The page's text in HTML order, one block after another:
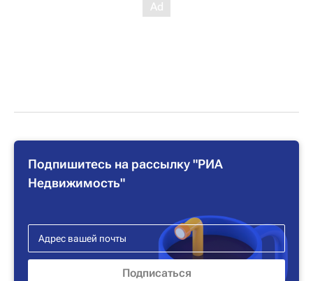
Подпишитесь на рассылку "РИА
Недвижимость"